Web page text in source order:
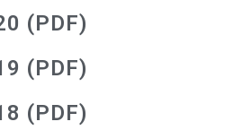
(PDF)
(PDF)
(PDF)